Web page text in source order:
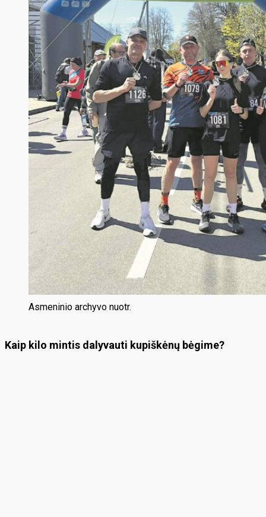
Asmeninio archyvo nuotr.
Kaip kilo mintis dalyvauti kupiškėnų bėgime?